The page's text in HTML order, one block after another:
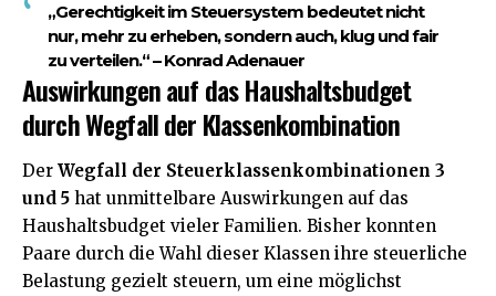
„Gerechtigkeit im Steuersystem bedeutet nicht
nur, mehr zu erheben, sondern auch, klug und fair
zu verteilen.“ – Konrad Adenauer
Auswirkungen auf das Haushaltsbudget
durch Wegfall der Klassenkombination
Der Wegfall der Steuerklassenkombinationen 3
und 5 hat unmittelbare Auswirkungen auf das
Haushaltsbudget vieler Familien. Bisher konnten
Paare durch die Wahl dieser Klassen ihre steuerliche
Belastung gezielt steuern, um eine möglichst